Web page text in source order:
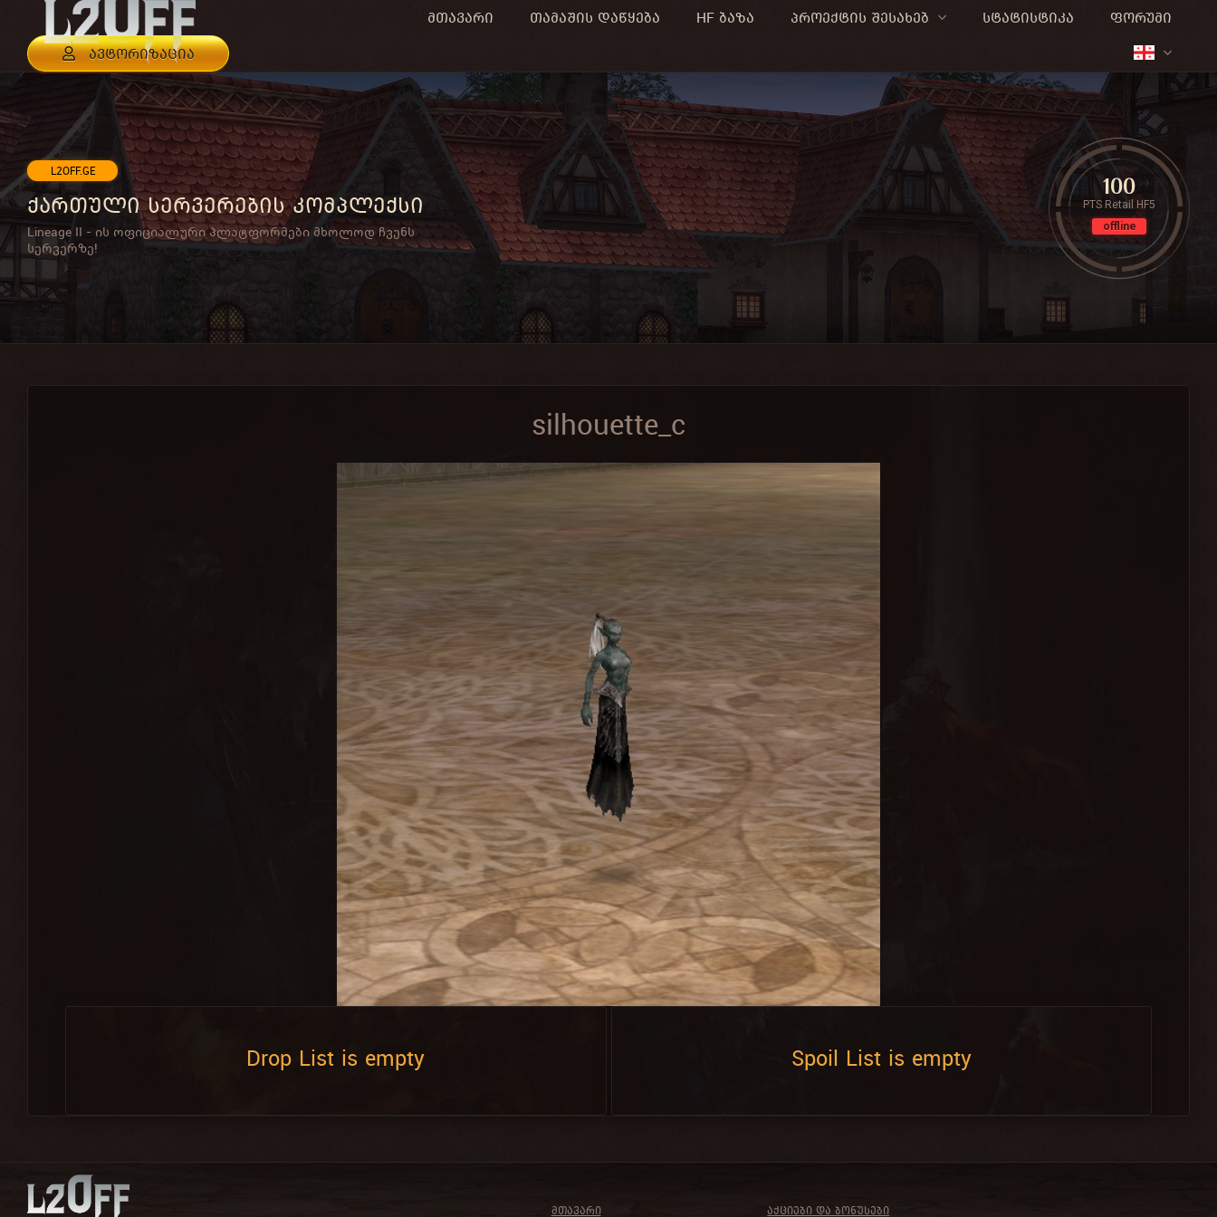
მთავარი თამაშის დაწყება HF ბაზა პროექტის შესახებ სტატისტიკა
ფორუმი
ავტორიზაცია
L2OFF.GE
ქართული სერვერების კომპლექსი
Lineage II - ის ოფიციალური პლატფორმები მხოლოდ ჩვენს
სერვერზე!
100
PTS Retail HF5
offline
silhouette_c
Drop List is empty Spoil List is empty
ᲛᲗᲐᲕᲐᲠᲘ ᲐᲥᲪᲘᲔᲑᲘ ᲓᲐ ᲑᲝᲜᲣᲡᲔᲑᲘ